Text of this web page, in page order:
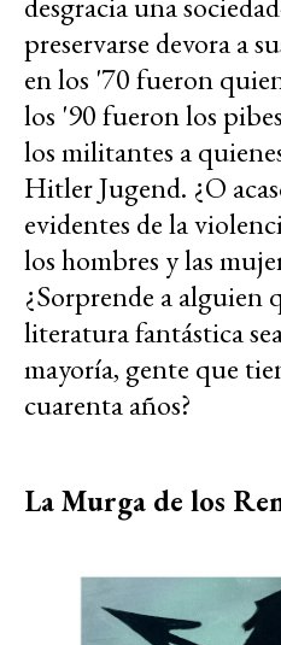
preservarse devora a
en los '70 fueron
los '90 fueron los
los militantes a
Hitler Jugend. ¿O
evidentes de la
los hombres y las
¿Sorprende a alguien
literatura fantástica
mayoría, gente que
cuarenta años?
La Murga de los